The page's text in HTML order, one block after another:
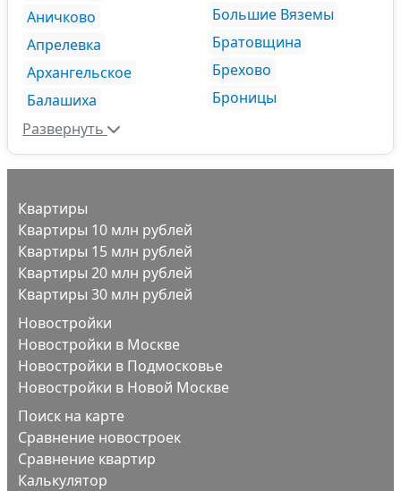
Аничково
Апрелевка
Архангельское
Балашиха
Большие Вяземы
Братовщина
Брехово
Броницы
Развернуть
Квартиры
Квартиры 10 млн рублей
Квартиры 15 млн рублей
Квартиры 20 млн рублей
Квартиры 30 млн рублей
Новостройки
Новостройки в Москве
Новостройки в Подмосковье
Новостройки в Новой Москве
Поиск на карте
Сравнение новостроек
Сравнение квартир
Калькулятор